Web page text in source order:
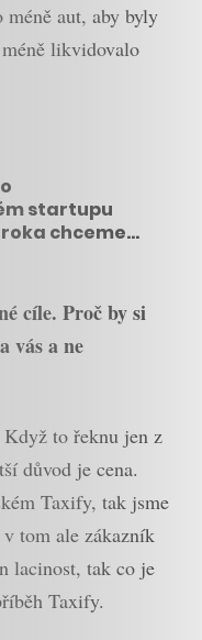
aut, aby byly
likvidovalo
startupu
chceme
cíle. Proč by si
vás a ne
to řeknu jen z
důvod je cena.
Taxify, tak jsme
tom ale zákazník
lacinost, tak co je
Taxify.